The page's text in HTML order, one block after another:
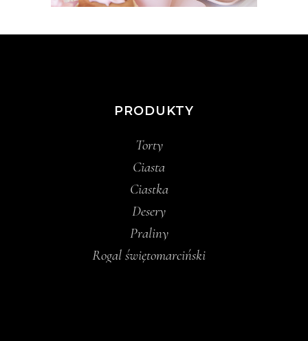
PRODUKTY
Torty
Ciasta
Ciastka
Desery
Praliny
Rogal świętomarciński